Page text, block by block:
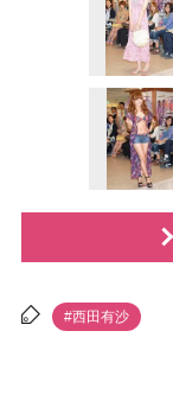
#西田有沙